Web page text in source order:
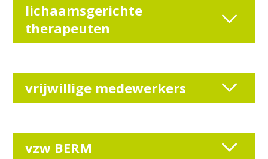
lichaamsgerichte
therapeuten
vrijwillige medewerkers
vzw BERM